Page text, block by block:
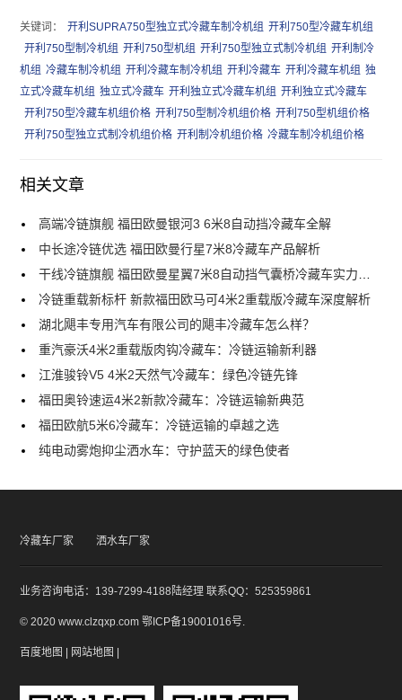
关键词： 开利SUPRA750型独立式冷藏车制冷机组 开利750型冷藏车机组
开利750型制冷机组 开利750型机组 开利750型独立式制冷机组 开利制冷
机组 冷藏车制冷机组 开利冷藏车制冷机组 开利冷藏车 开利冷藏车机组 独
立式冷藏车机组 独立式冷藏车 开利独立式冷藏车机组 开利独立式冷藏车
开利750型冷藏车机组价格 开利750型制冷机组价格 开利750型机组价格
开利750型独立式制冷机组价格 开利制冷机组价格 冷藏车制冷机组价格
相关文章
高端冷链旗舰 福田欧曼银河3 6米8自动挡冷藏车全解
中长途冷链优选 福田欧曼行星7米8冷藏车产品解析
干线冷链旗舰 福田欧曼星翼7米8自动挡气囊桥冷藏车实力解析
冷链重载新标杆 新款福田欧马可4米2重载版冷藏车深度解析
湖北飓丰专用汽车有限公司的飓丰冷藏车怎么样？
重汽豪沃4米2重载版肉钩冷藏车：冷链运输新利器
江淮骏铃V5 4米2天然气冷藏车：绿色冷链先锋
福田奥铃速运4米2新款冷藏车：冷链运输新典范
福田欧航5米6冷藏车：冷链运输的卓越之选
纯电动雾炮抑尘洒水车：守护蓝天的绿色使者
冷藏车厂家 洒水车厂家
业务咨询电话：139-7299-4188陆经理 联系QQ：525359861
© 2020 www.clzqxp.com鄂ICP备19001016号.
百度地图 网站地图